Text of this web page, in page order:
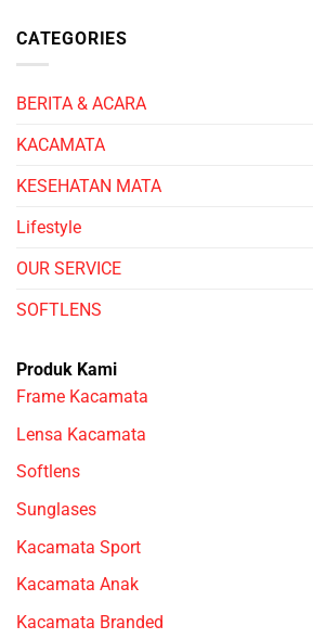
CATEGORIES
BERITA & ACARA
KACAMATA
KESEHATAN MATA
Lifestyle
OUR SERVICE
SOFTLENS
Produk Kami
Frame Kacamata
Lensa Kacamata
Softlens
Sunglases
Kacamata Sport
Kacamata Anak
Kacamata Branded